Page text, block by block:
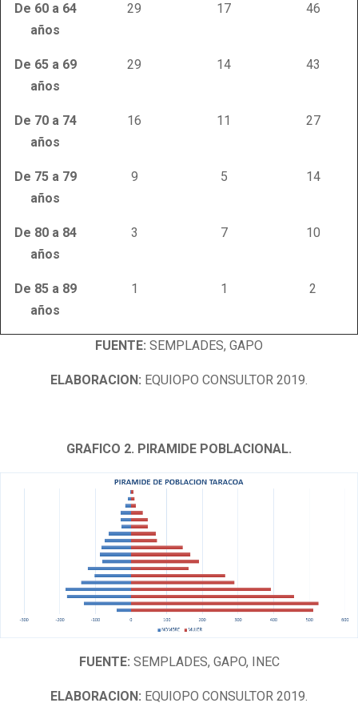
De 60 a 64
años
29 17 46
De 65 a 69
años
29 14 43
De 70 a 74
años
16 11 27
De 75 a 79
años
9 5 14
De 80 a 84
años
3 7 10
De 85 a 89
años
1 1 2
FUENTE: SEMPLADES, GAPO
ELABORACION: EQUIOPO CONSULTOR 2019.
GRAFICO 2. PIRAMIDE POBLACIONAL.
FUENTE: SEMPLADES, GAPO, INEC
ELABORACION: EQUIOPO CONSULTOR 2019.